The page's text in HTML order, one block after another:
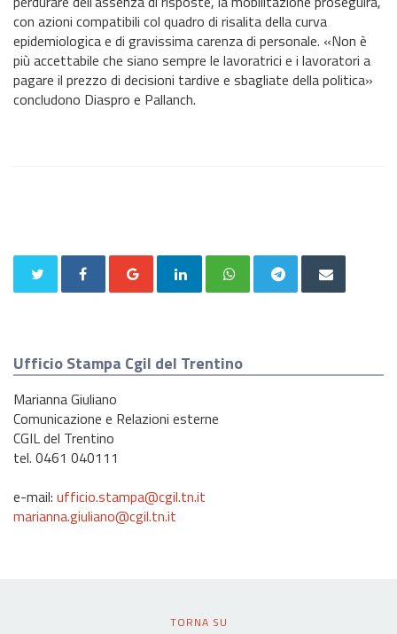
con azioni compatibili col quadro di risalita della curva
epidemiologica e di gravissima carenza di personale. «Non è
più accettabile che siano sempre le lavoratrici e i lavoratori a
pagare il prezzo di decisioni tardive e sbagliate della politica»
concludono Diaspro e Pallanch.
Ufficio Stampa Cgil del Trentino
Marianna Giuliano
Comunicazione e Relazioni esterne
CGIL del Trentino
tel. 0461 040111
e-mail: ufficio.stampa@cgil.tn.it
marianna.giuliano@cgil.tn.it
TORNA SU